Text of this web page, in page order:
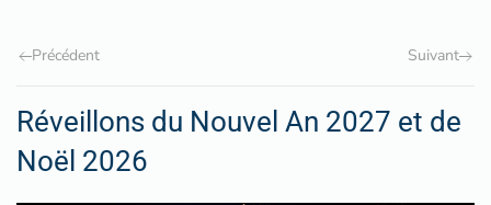
Précédent Suivant
Réveillons du Nouvel An 2027 et de
Noël 2026